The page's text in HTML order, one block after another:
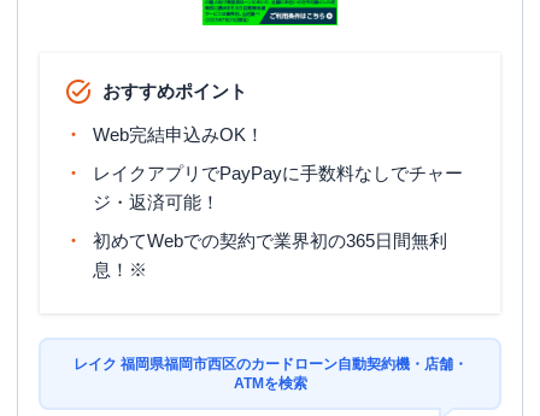
おすすめポイント
Web完結申込みOK！
レイクアプリでPayPayに手数料なしでチャー
ジ・返済可能！
初めてWebでの契約で業界初の365日間無利
息！※
レイク 福岡県福岡市西区のカードローン自動契約機・店舗・
ATMを検索